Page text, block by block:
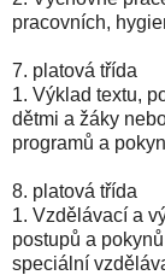
pracovních,
7. platová třída
1. Výklad textu,
dětmi a žáky
programů a
8. platová třída
1. Vzdělávací a
postupů a
speciální